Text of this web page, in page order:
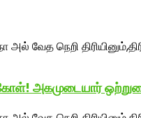
அகமுடையார்